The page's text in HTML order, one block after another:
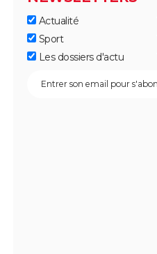
Actualité
Sport
Les dossiers d'actu